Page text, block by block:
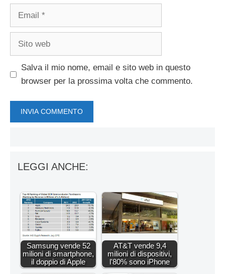
Email
Sito
Salva il mio nome, email e sito web in questo
browser per la prossima volta che commento.
LEGGI ANCHE:
Samsung vende 52
milioni di smartphone,
il doppio di Apple
AT&T vende 9,4
milioni di dispositivi,
l'80% sono iPhone